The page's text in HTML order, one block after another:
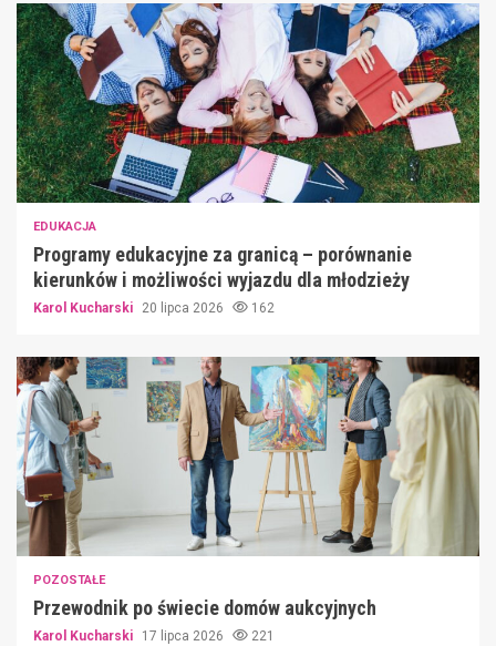
EDUKACJA
Programy edukacyjne za granicą – porównanie
kierunków i możliwości wyjazdu dla młodzieży
Karol Kucharski 20 lipca 2026 162
POZOSTAŁE
Przewodnik po świecie domów aukcyjnych
Karol Kucharski 17 lipca 2026 221